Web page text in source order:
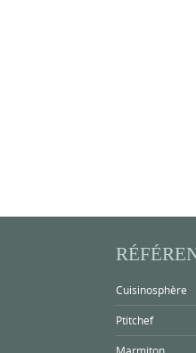
Cuisinosphère
Ptitchef